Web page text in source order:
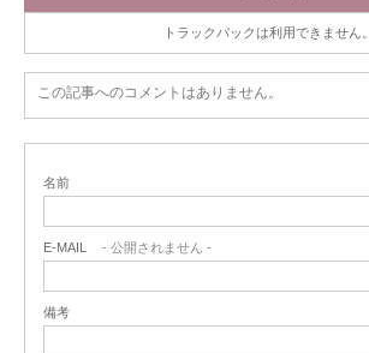
トラックバックは利用できません。
この記事へのコメントはありません。
名前
E-MAIL - 公開されません -
備考